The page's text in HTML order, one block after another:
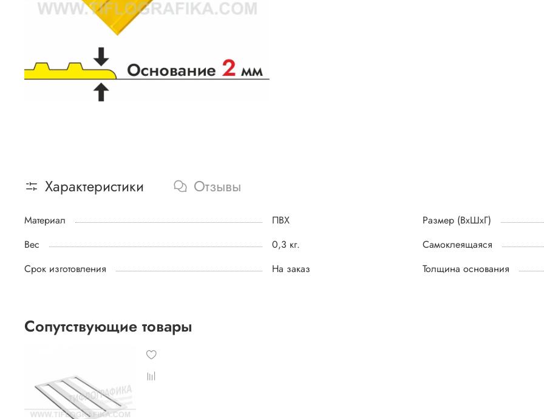
Характеристики Отзывы
Материал ПВХ
Размер (ВхШхГ)
Вес
0,3 кг.
Самоклеящаяся
Срок изготовления
На заказ Толщина основания
Сопутствующие товары